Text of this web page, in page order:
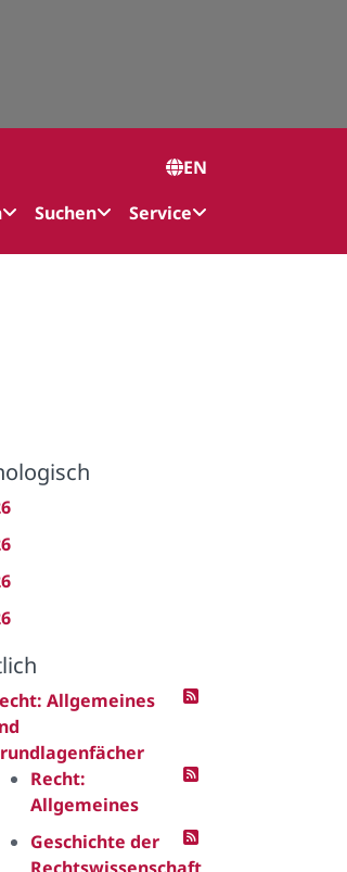
EN
Suchen Service
Allgemeines
Recht:
Allgemeines
Geschichte der